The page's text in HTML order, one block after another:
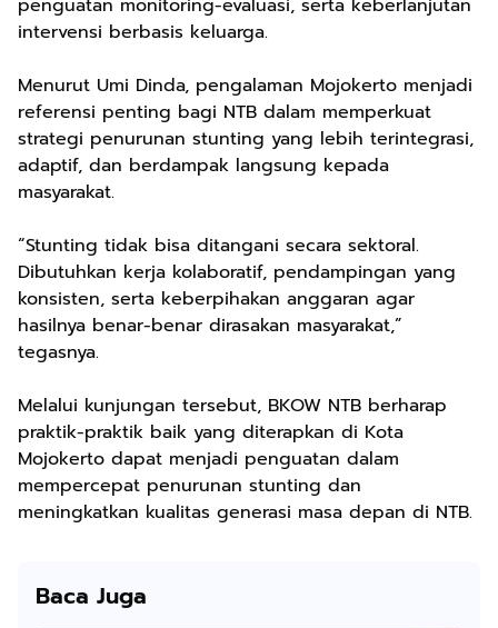
penguatan monitoring-evaluasi, serta keberlanjutan
intervensi berbasis keluarga.
Menurut Umi Dinda, pengalaman Mojokerto menjadi
referensi penting bagi NTB dalam memperkuat
strategi penurunan stunting yang lebih terintegrasi,
adaptif, dan berdampak langsung kepada
masyarakat.
“Stunting tidak bisa ditangani secara sektoral.
Dibutuhkan kerja kolaboratif, pendampingan yang
konsisten, serta keberpihakan anggaran agar
hasilnya benar-benar dirasakan masyarakat,”
tegasnya.
Melalui kunjungan tersebut, BKOW NTB berharap
praktik-praktik baik yang diterapkan di Kota
Mojokerto dapat menjadi penguatan dalam
mempercepat penurunan stunting dan
meningkatkan kualitas generasi masa depan di NTB.
Baca Juga